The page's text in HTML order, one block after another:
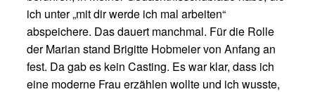
ich unter „mit dir werde ich mal arbeiten“
abspeichere. Das dauert manchmal. Für die Rolle
der Marian stand Brigitte Hobmeier von Anfang an
fest. Da gab es kein Casting. Es war klar, dass ich
eine moderne Frau erzählen wollte und ich wusste,